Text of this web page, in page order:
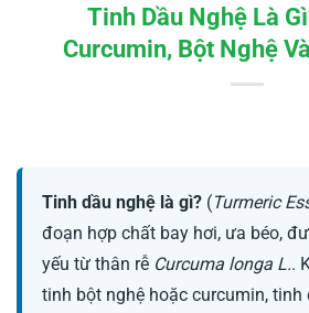
Tinh Dầu Nghệ Là
Curcumin, Bột Nghệ
Tinh dầu nghệ là gì? (Turmeric
đoạn hợp chất bay hơi, ưa béo,
yếu từ thân rễ Curcuma longa L..
tinh bột nghệ hoặc curcumin, tinh